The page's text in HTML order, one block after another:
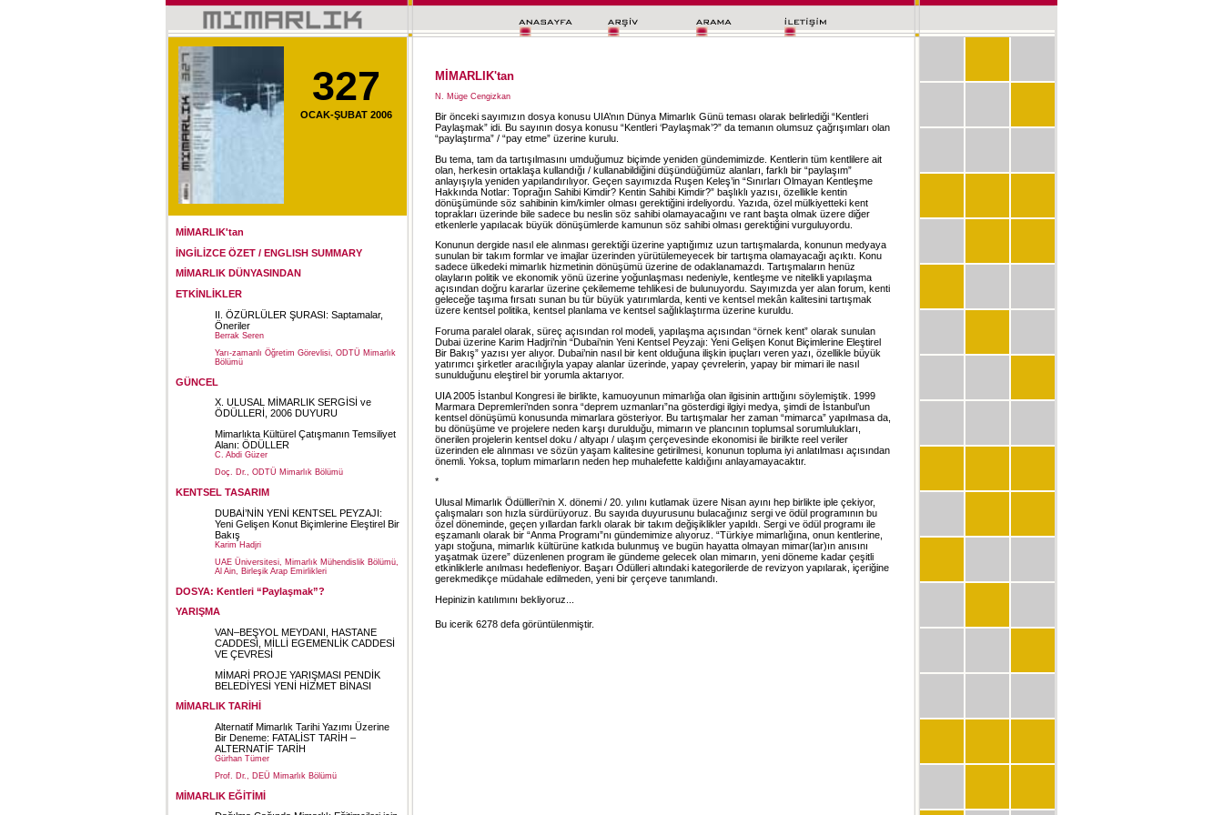
327
OCAK-ŞUBAT 2006
MİMARLIK'tan
İNGİLİZCE ÖZET / ENGLISH SUMMARY
MİMARLIK DÜNYASINDAN
ETKİNLİKLER
II. ÖZÜRLÜLER ŞURASI: Saptamalar,
Öneriler
Berrak Seren
Yarı-zamanlı Öğretim Görevlisi, ODTÜ Mimarlık
Bölümü
GÜNCEL
X. ULUSAL MİMARLIK SERGİSİ ve
ÖDÜLLERİ, 2006 DUYURU
Mimarlıkta Kültürel Çatışmanın Temsiliyet
Alanı: ÖDÜLLER
C. Abdi Güzer
Doç. Dr., ODTÜ Mimarlık Bölümü
KENTSEL TASARIM
DUBAİ’NİN YENİ KENTSEL PEYZAJI:
Yeni Gelişen Konut Biçimlerine Eleştirel Bir
Bakış
Karim Hadjri
UAE Üniversitesi, Mimarlık Mühendislik Bölümü,
Al Ain, Birleşik Arap Emirlikleri
DOSYA: Kentleri “Paylaşmak”?
YARIŞMA
VAN–BEŞYOL MEYDANI, HASTANE
CADDESİ, MİLLİ EGEMENLİK CADDESİ
VE ÇEVRESİ
MİMARİ PROJE YARIŞMASI PENDİK
BELEDİYESİ YENİ HİZMET BİNASI
MİMARLIK TARİHİ
Alternatif Mimarlık Tarihi Yazımı Üzerine
Bir Deneme: FATALİST TARİH –
ALTERNATİF TARİH
Gürhan Tümer
Prof. Dr., DEÜ Mimarlık Bölümü
MİMARLIK EĞİTİMİ
MİMARLIK'tan
N. Müge Cengizkan
Bir önceki sayımızın dosya konusu UIA’nın Dünya Mimarlık Günü teması olarak belirlediği “Kentleri
Paylaşmak” idi. Bu sayının dosya konusu “Kentleri ‘Paylaşmak’?” da temanın olumsuz çağrışımları olan
“paylaştırma” / “pay etme” üzerine kurulu.
Bu tema, tam da tartışılmasını umduğumuz biçimde yeniden gündemimizde. Kentlerin tüm kentlilere ait
olan, herkesin ortaklaşa kullandığı / kullanabildiğini düşündüğümüz alanları, farklı bir “paylaşım”
anlayışıyla yeniden yapılandırılıyor. Geçen sayımızda Ruşen Keleş’in “Sınırları Olmayan Kentleşme
Hakkında Notlar: Toprağın Sahibi Kimdir? Kentin Sahibi Kimdir?” başlıklı yazısı, özellikle kentin
dönüşümünde söz sahibinin kim/kimler olması gerektiğini irdeliyordu. Yazıda, özel mülkiyetteki kent
toprakları üzerinde bile sadece bu neslin söz sahibi olamayacağını ve rant başta olmak üzere diğer
etkenlerle yapılacak büyük dönüşümlerde kamunun söz sahibi olması gerektiğini vurguluyordu.
Konunun dergide nasıl ele alınması gerektiği üzerine yaptığımız uzun tartışmalarda, konunun medyaya
sunulan bir takım formlar ve imajlar üzerinden yürütülemeyecek bir tartışma olamayacağı açıktı. Konu
sadece ülkedeki mimarlık hizmetinin dönüşümü üzerine de odaklanamazdı. Tartışmaların henüz
olayların politik ve ekonomik yönü üzerine yoğunlaşması nedeniyle, kentleşme ve nitelikli yapılaşma
açısından doğru kararlar üzerine çekilememe tehlikesi de bulunuyordu. Sayımızda yer alan forum, kenti
geleceğe taşıma fırsatı sunan bu tür büyük yatırımlarda, kenti ve kentsel mekân kalitesini tartışmak
üzere kentsel politika, kentsel planlama ve kentsel sağlıklaştırma üzerine kuruldu.
Foruma paralel olarak, süreç açısından rol modeli, yapılaşma açısından “örnek kent” olarak sunulan
Dubai üzerine Karim Hadjri’nin “Dubai’nin Yeni Kentsel Peyzajı: Yeni Gelişen Konut Biçimlerine Eleştirel
Bir Bakış” yazısı yer alıyor. Dubai’nin nasıl bir kent olduğuna ilişkin ipuçları veren yazı, özellikle büyük
yatırımcı şirketler aracılığıyla yapay alanlar üzerinde, yapay çevrelerin, yapay bir mimari ile nasıl
sunulduğunu eleştirel bir yorumla aktarıyor.
UIA 2005 İstanbul Kongresi ile birlikte, kamuoyunun mimarlığa olan ilgisinin arttığını söylemiştik. 1999
Marmara Depremleri’nden sonra “deprem uzmanları”na gösterdigi ilgiyi medya, şimdi de İstanbul’un
kentsel dönüşümü konusunda mimarlara gösteriyor. Bu tartışmalar her zaman “mimarca” yapılmasa da,
bu dönüşüme ve projelere neden karşı durulduğu, mimarın ve plancının toplumsal sorumlulukları,
önerilen projelerin kentsel doku / altyapı / ulaşım çerçevesinde ekonomisi ile birilkte reel veriler
üzerinden ele alınması ve sözün yaşam kalitesine getirilmesi, konunun topluma iyi anlatılması açısından
önemli. Yoksa, toplum mimarların neden hep muhalefette kaldığını anlayamayacaktır.
*
Ulusal Mimarlık Ödüllleri’nin X. dönemi / 20. yılını kutlamak üzere Nisan ayını hep birlikte iple çekiyor,
çalışmaları son hızla sürdürüyoruz. Bu sayıda duyurusunu bulacağınız sergi ve ödül programının bu
özel döneminde, geçen yıllardan farklı olarak bir takım değişiklikler yapıldı. Sergi ve ödül programı ile
eşzamanlı olarak bir “Anma Programı”nı gündemimize alıyoruz. “Türkiye mimarlığına, onun kentlerine,
yapı stoğuna, mimarlık kültürüne katkıda bulunmuş ve bugün hayatta olmayan mimar(lar)ın anısını
yaşatmak üzere” düzenlenen program ile gündeme gelecek olan mimarın, yeni döneme kadar çeşitli
etkinliklerle anılması hedefleniyor. Başarı Ödülleri altındaki kategorilerde de revizyon yapılarak, içeriğine
gerekmedikçe müdahale edilmeden, yeni bir çerçeve tanımlandı.
Hepinizin katılımını bekliyoruz...
Bu icerik 6278 defa görüntülenmiştir.